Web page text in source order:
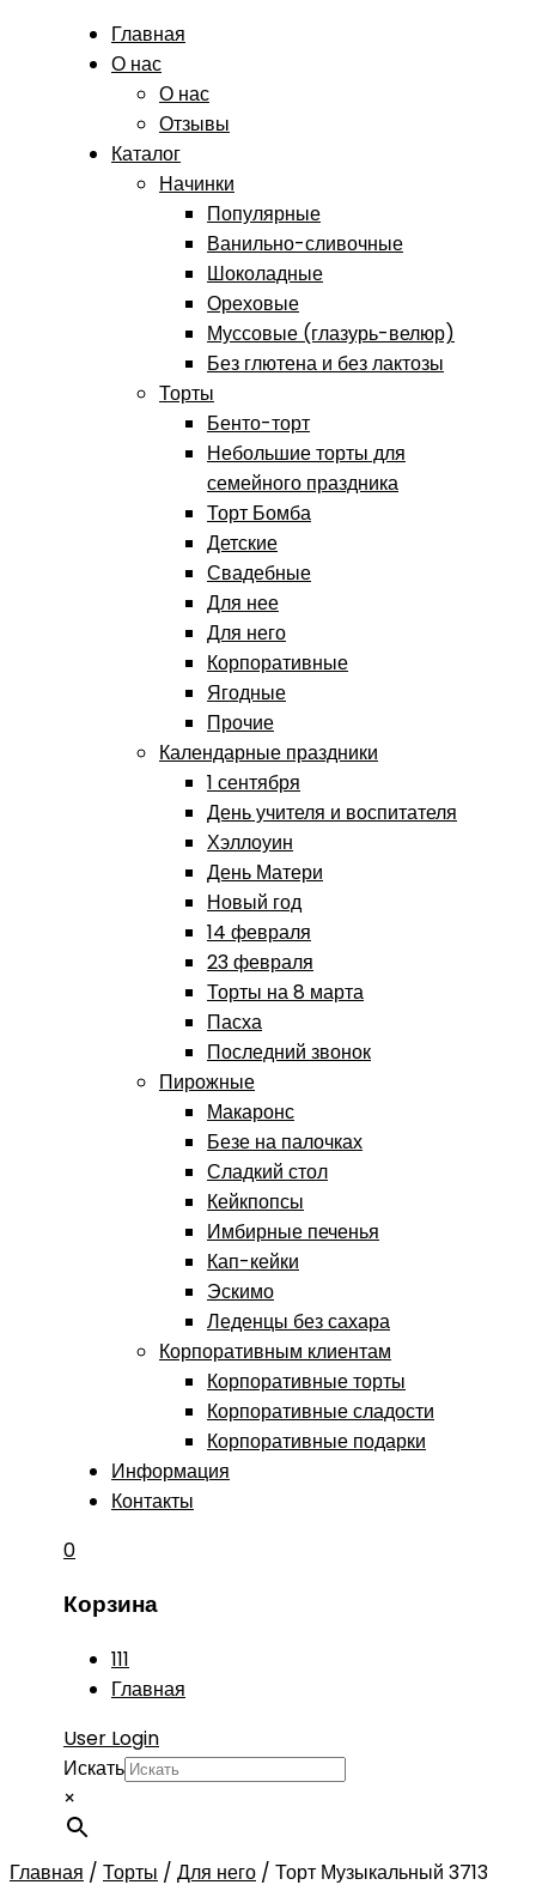
Главная
О нас
О нас
Отзывы
Каталог
Начинки
Популярные
Ванильно-сливочные
Шоколадные
Ореховые
Муссовые (глазурь-велюр)
Без глютена и без лактозы
Торты
Бенто-торт
Небольшие торты для
семейного праздника
Торт Бомба
Детские
Свадебные
Для нее
Для него
Корпоративные
Ягодные
Прочие
Календарные праздники
1 сентября
День учителя и воспитателя
Хэллоуин
День Матери
Новый год
14 февраля
23 февраля
Торты на 8 марта
Пасха
Последний звонок
Пирожные
Макаронс
Безе на палочках
Сладкий стол
Кейкпопсы
Имбирные печенья
Кап-кейки
Эскимо
Леденцы без сахара
Корпоративным клиентам
Корпоративные торты
Корпоративные сладости
Корпоративные подарки
Информация
Контакты
0
Корзина
111
Главная
User Login
Искать
×
Главная / Торты / Для него / Торт Музыкальный 3713